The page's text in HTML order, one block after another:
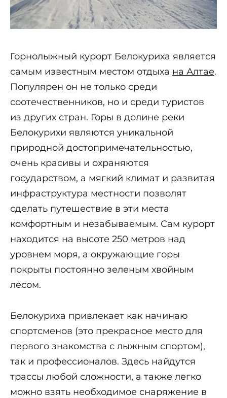
Горнолыжный курорт Белокуриха является
самым известным местом отдыха на Алтае.
Популярен он не только среди
соотечественников, но и среди туристов
из других стран. Горы в долине реки
Белокурихи являются уникальной
природной достопримечательностью,
очень красивы и охраняются
государством, а мягкий климат и развитая
инфраструктура местности позволят
сделать путешествие в эти места
комфортным и незабываемым. Сам курорт
находится на высоте 250 метров над
уровнем моря, а окружающие горы
покрыты постоянно зеленым хвойным
лесом.
Белокуриха привлекает как начинаю
спортсменов (это прекрасное место для
первого знакомства с лыжным спортом),
так и профессионалов. Здесь найдутся
трассы любой сложности, а также легко
можно взять необходимое снаряжение в